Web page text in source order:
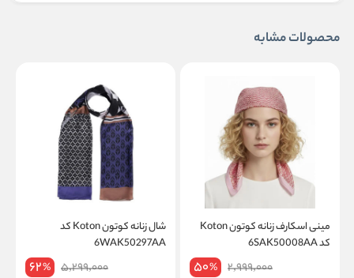
محصولات مشابه
مینی اسکارف زنانه کوتون Koton
کد 6SAK50008AA
2,999,000
50%
شال زنانه کوتون Koton کد
6WAK50297AA
5,299,000
62%